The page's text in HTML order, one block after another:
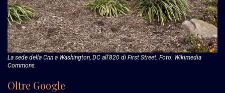
La sede della Cnn a Washington, DC all’820 di First Street. Foto: Wikimedia
Commons.
Oltre Google